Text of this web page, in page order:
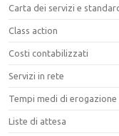
Carta dei servizi e
Class action
Costi contabilizzati
Servizi in rete
Tempi medi di erogazione
Liste di attesa